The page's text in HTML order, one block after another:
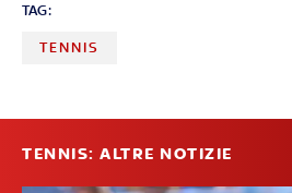
TAG:
TENNIS
TENNIS: ALTRE NOTIZIE